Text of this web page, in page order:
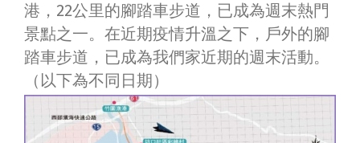
港，22公里的腳踏車步道，已成為週末熱門
景點之一。在近期疫情升溫之下，戶外的腳
踏車步道，已成為我們家近期的週末活動。
（以下為不同日期）